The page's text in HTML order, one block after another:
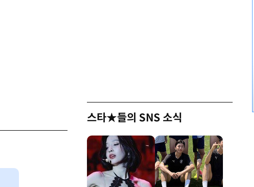
스타★들의 SNS 소식